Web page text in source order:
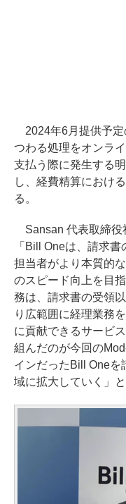
2024年6月提供予定
つわる処理をオンラ
支払う際に発生する
し、経費精算におけ
る。
Sansan 代表取締役
「Bill Oneは、請求
担当者がより本質的
のスピード向上を目
務は、請求書の受領
り広範囲に経理業務
に貢献できるサービ
組んだのが今回の
インだったBill Oneを
域に拡大していく」